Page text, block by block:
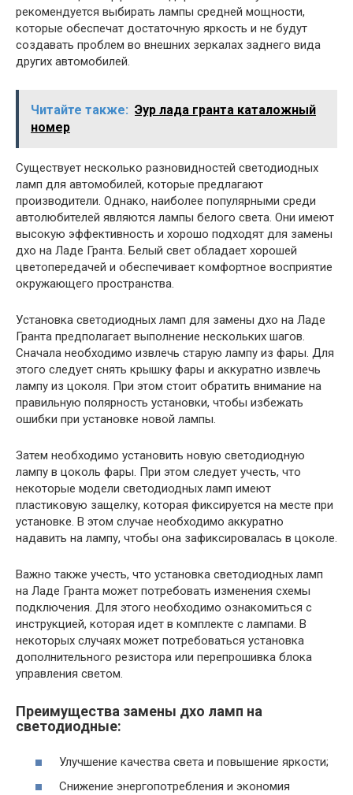
рекомендуется выбирать лампы средней мощности,
которые обеспечат достаточную яркость и не будут
создавать проблем во внешних зеркалах заднего вида
других автомобилей.
Читайте также: Эур лада гранта каталожный
номер
Существует несколько разновидностей светодиодных
ламп для автомобилей, которые предлагают
производители. Однако, наиболее популярными среди
автолюбителей являются лампы белого света. Они имеют
высокую эффективность и хорошо подходят для замены
дхо на Ладе Гранта. Белый свет обладает хорошей
цветопередачей и обеспечивает комфортное восприятие
окружающего пространства.
Установка светодиодных ламп для замены дхо на Ладе
Гранта предполагает выполнение нескольких шагов.
Сначала необходимо извлечь старую лампу из фары. Для
этого следует снять крышку фары и аккуратно извлечь
лампу из цоколя. При этом стоит обратить внимание на
правильную полярность установки, чтобы избежать
ошибки при установке новой лампы.
Затем необходимо установить новую светодиодную
лампу в цоколь фары. При этом следует учесть, что
некоторые модели светодиодных ламп имеют
пластиковую защелку, которая фиксируется на месте при
установке. В этом случае необходимо аккуратно
надавить на лампу, чтобы она зафиксировалась в цоколе.
Важно также учесть, что установка светодиодных ламп
на Ладе Гранта может потребовать изменения схемы
подключения. Для этого необходимо ознакомиться с
инструкцией, которая идет в комплекте с лампами. В
некоторых случаях может потребоваться установка
дополнительного резистора или перепрошивка блока
управления светом.
Преимущества замены дхо ламп на
светодиодные:
Улучшение качества света и повышение яркости;
Снижение энергопотребления и экономия